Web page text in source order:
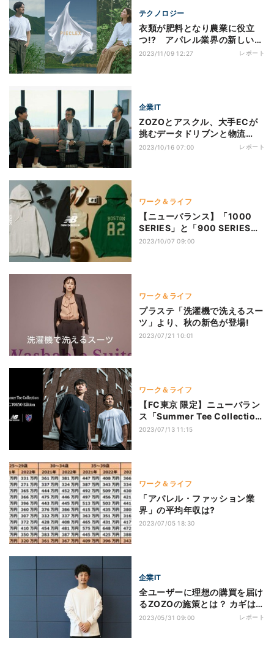
テクノロジー
衣類が肥料となり農業に役立
つ!? アパレル業界の新しい循
環サイクルとは？
2023/11/09 12:27 レポート
企業IT
ZOZOとアスクル、大手ECが
挑むデータドリブンと物流
2024年問題
2023/10/16 07:00 レポート
ワーク＆ライフ
【ニューバランス】「1000
SERIES」と「900 SERIES」
に最新コレクションが登場!
2023/10/07 09:00
ワーク＆ライフ
プラステ「洗濯機で洗えるスー
ツ」より、秋の新色が登場!
2023/07/21 10:01
ワーク＆ライフ
【FC東京 限定】ニューバラン
ス「Summer Tee Collection
F.C.TOKYO Edition」発売
2023/07/13 11:15
ワーク＆ライフ
「アパレル・ファッション業
界」の平均年収は?
2023/07/05 18:30
企業IT
全ユーザーに理想の購買を届け
るZOZOの施策とは？ カギは
「パーソナライズ」
2023/05/31 09:00 レポート